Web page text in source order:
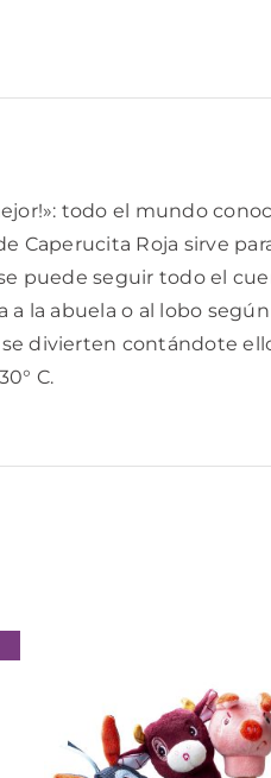
todo el mundo
Roja sirve
puede seguir todo el
la abuela o al lobo
divierten contándote
C.